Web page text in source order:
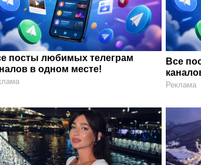
посты любимых телеграм
в одном месте!
Все
Реклама